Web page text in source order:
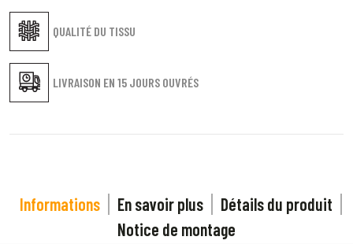
QUALITÉ DU TISSU
LIVRAISON EN 15 JOURS OUVRÉS
Informations En savoir plus
Détails du produit
Notice de montage